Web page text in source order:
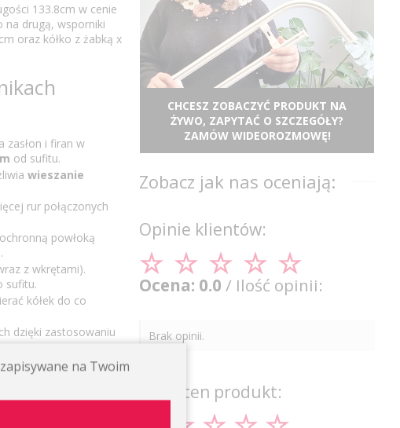
133.8cm w cenie
na drugą, wsporniki
oraz kółko z żabką x
zasłon i firan w
od sufitu.
wieszanie
rur połączonych
powłoką
z wkrętami).
sufitu.
kółek do co
dzięki zastosowaniu
CHCESZ ZOBACZYĆ PRODUKT NA
ŻYWO, ZAPYTAĆ O SZCZEGÓŁY?
ZAMÓW WIDEOROZMOWĘ!
Zobacz jak nas oceniają:
Opinie klientów:
Ocena: 0.0 / Ilość opinii:
Brak opinii.
Oceń ten produkt:
na Twoim